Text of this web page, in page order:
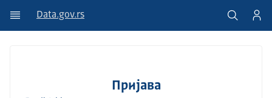
Data.gov.rs
Пријава